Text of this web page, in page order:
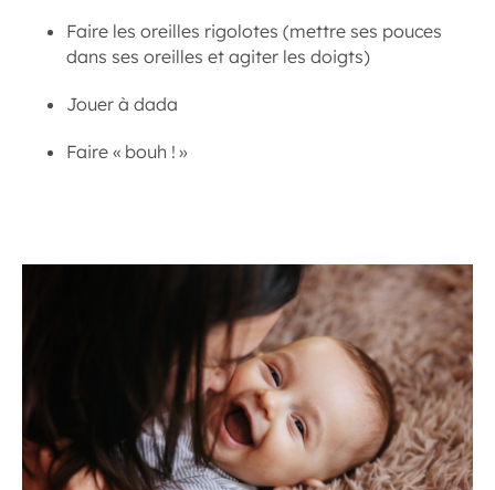
Faire les oreilles rigolotes (mettre ses pouces
dans ses oreilles et agiter les doigts)
Jouer à dada
Faire « bouh ! »